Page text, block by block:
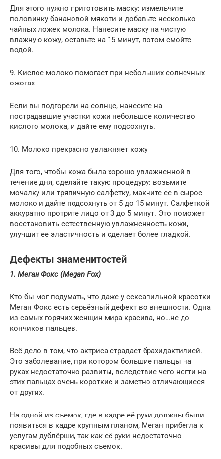
Для этого нужно приготовить маску: измельчите
половинку банановой мякоти и добавьте несколько
чайных ложек молока. Нанесите маску на чистую
влажную кожу, оставьте на 15 минут, потом смойте
водой.
9. Кислое молоко помогает при небольших солнечных
ожогах
Если вы подгорели на солнце, нанесите на
пострадавшие участки кожи небольшое количество
кислого молока, и дайте ему подсохнуть.
10. Молоко прекрасно увлажняет кожу
Для того, чтобы кожа была хорошо увлажненной в
течение дня, сделайте такую процедуру: возьмите
мочалку или тряпичную салфетку, макните ее в сырое
молоко и дайте подсохнуть от 5 до 15 минут. Салфеткой
аккуратно протрите лицо от 3 до 5 минут. Это поможет
восстановить естественную увлажненность кожи,
улучшит ее эластичность и сделает более гладкой.
Дефекты знаменитостей
1. Меган Фокс (Megan Fox)
Кто бы мог подумать, что даже у сексапильной красотки
Меган Фокс есть серьёзный дефект во внешности. Одна
из самых горячих женщин мира красива, но…не до
кончиков пальцев.
Всё дело в том, что актриса страдает брахидактилией.
Это заболевание, при котором большие пальцы на
руках недостаточно развиты, вследствие чего ногти на
этих пальцах очень короткие и заметно отличающиеся
от других.
На одной из съемок, где в кадре её руки должны были
появиться в кадре крупным планом, Меган прибегла к
услугам дублёрши, так как её руки недостаточно
красивы для подобных съемок.